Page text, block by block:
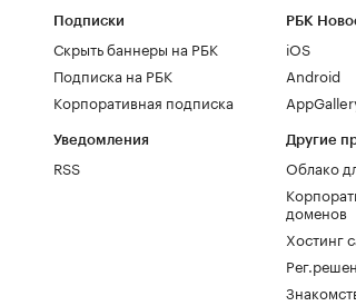
Подписки
Скрыть баннеры на РБК
Подписка на РБК
Корпоративная подписка
Уведомления
RSS
РБК
iOS
Android
Другие
Облако
доменов
Хостинг